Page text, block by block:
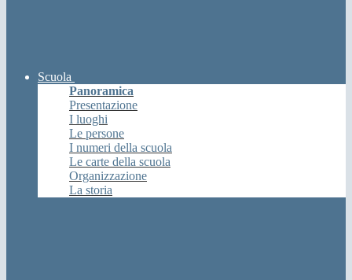
Scuola
Panoramica
Presentazione
I luoghi
Le persone
I numeri della scuola
Le carte della scuola
Organizzazione
La storia